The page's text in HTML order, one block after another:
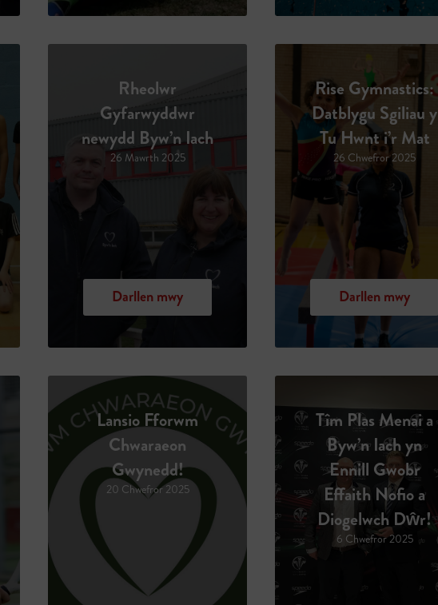
Rheolwr
Gyfarwyddwr
newydd Byw’n Iach
26 Mawrth 2025
Darllen mwy
Rise Gymnastics:
Datblygu Sgiliau y
Tu Hwnt i’r Mat
26 Chwefror 2025
Darllen mwy
Lansio Fforwm
Chwaraeon
Gwynedd!
20 Chwefror 2025
Tîm Plas Menai a
Byw’n Iach yn
Ennill Gwobr
Effaith Nofio a
Diogelwch Dŵr!
6 Chwefror 2025